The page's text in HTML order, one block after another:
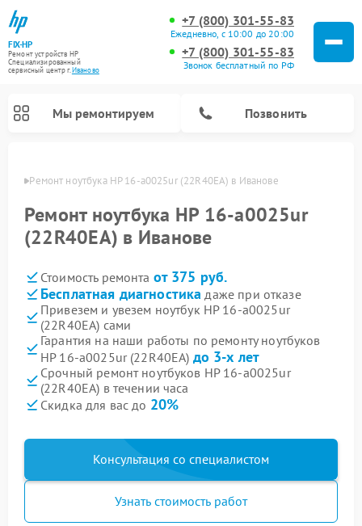
FIX-HP
Ремонт устройств HP
Специализированный
cервисный центр г.Иваново
+7 (800) 301-55-83
Ежедневно, с 10:00 до 20:00
+7 (800) 301-55-83
Звонок бесплатный по РФ
Мы ремонтируем Позвонить
Ремонт ноутбука HP 16-a0025ur (22R40EA) в Иванове
Ремонт ноутбука HP 16-a0025ur
(22R40EA) в Иванове
Стоимость ремонта от 375 руб.
Бесплатная диагностика даже при отказе
Привезем и увезем ноутбук HP 16-a0025ur
(22R40EA) сами
Гарантия на наши работы по ремонту ноутбуков
HP 16-a0025ur (22R40EA) до 3-х лет
Срочный ремонт ноутбуков HP 16-a0025ur
(22R40EA) в течении часа
Скидка для вас до 20%
Консультация со специалистом
Узнать стоимость работ